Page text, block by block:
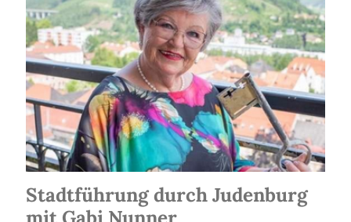
Stadtführung durch Judenburg